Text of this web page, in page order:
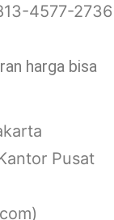
4577-2736
harga bisa
Pusat